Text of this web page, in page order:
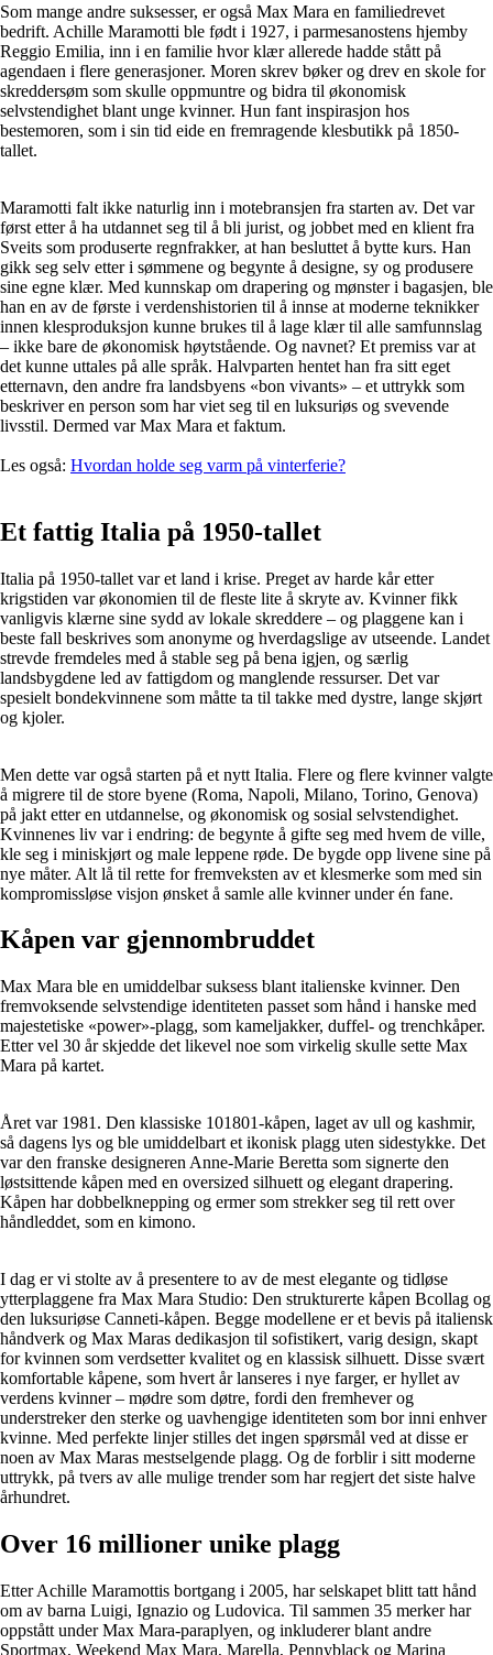
Som mange andre suksesser, er også Max Mara en familiedrevet
bedrift. Achille Maramotti ble født i 1927, i parmesanostens hjemby
Reggio Emilia, inn i en familie hvor klær allerede hadde stått på
agendaen i flere generasjoner. Moren skrev bøker og drev en skole for
skreddersøm som skulle oppmuntre og bidra til økonomisk
selvstendighet blant unge kvinner. Hun fant inspirasjon hos
bestemoren, som i sin tid eide en fremragende klesbutikk på 1850-
tallet.
Maramotti falt ikke naturlig inn i motebransjen fra starten av. Det var
først etter å ha utdannet seg til å bli jurist, og jobbet med en klient fra
Sveits som produserte regnfrakker, at han besluttet å bytte kurs. Han
gikk seg selv etter i sømmene og begynte å designe, sy og produsere
sine egne klær. Med kunnskap om drapering og mønster i bagasjen, ble
han en av de første i verdenshistorien til å innse at moderne teknikker
innen klesproduksjon kunne brukes til å lage klær til alle samfunnslag
– ikke bare de økonomisk høytstående. Og navnet? Et premiss var at
det kunne uttales på alle språk. Halvparten hentet han fra sitt eget
etternavn, den andre fra landsbyens «bon vivants» – et uttrykk som
beskriver en person som har viet seg til en luksuriøs og svevende
livsstil. Dermed var Max Mara et faktum.
Les også: Hvordan holde seg varm på vinterferie?
Et fattig Italia på 1950-tallet
Italia på 1950-tallet var et land i krise. Preget av harde kår etter
krigstiden var økonomien til de fleste lite å skryte av. Kvinner fikk
vanligvis klærne sine sydd av lokale skreddere – og plaggene kan i
beste fall beskrives som anonyme og hverdagslige av utseende. Landet
strevde fremdeles med å stable seg på bena igjen, og særlig
landsbygdene led av fattigdom og manglende ressurser. Det var
spesielt bondekvinnene som måtte ta til takke med dystre, lange skjørt
og kjoler.
Men dette var også starten på et nytt Italia. Flere og flere kvinner valgte
å migrere til de store byene (Roma, Napoli, Milano, Torino, Genova)
på jakt etter en utdannelse, og økonomisk og sosial selvstendighet.
Kvinnenes liv var i endring: de begynte å gifte seg med hvem de ville,
kle seg i miniskjørt og male leppene røde. De bygde opp livene sine på
nye måter. Alt lå til rette for fremveksten av et klesmerke som med sin
kompromissløse visjon ønsket å samle alle kvinner under én fane.
Kåpen var gjennombruddet
Max Mara ble en umiddelbar suksess blant italienske kvinner. Den
fremvoksende selvstendige identiteten passet som hånd i hanske med
majestetiske «power»-plagg, som kameljakker, duffel- og trenchkåper.
Etter vel 30 år skjedde det likevel noe som virkelig skulle sette Max
Mara på kartet.
Året var 1981. Den klassiske 101801-kåpen, laget av ull og kashmir,
så dagens lys og ble umiddelbart et ikonisk plagg uten sidestykke. Det
var den franske designeren Anne-Marie Beretta som signerte den
løstsittende kåpen med en oversized silhuett og elegant drapering.
Kåpen har dobbelknepping og ermer som strekker seg til rett over
håndleddet, som en kimono.
I dag er vi stolte av å presentere to av de mest elegante og tidløse
ytterplaggene fra Max Mara Studio: Den strukturerte kåpen Bcollag og
den luksuriøse Canneti-kåpen. Begge modellene er et bevis på italiensk
håndverk og Max Maras dedikasjon til sofistikert, varig design, skapt
for kvinnen som verdsetter kvalitet og en klassisk silhuett. Disse svært
komfortable kåpene, som hvert år lanseres i nye farger, er hyllet av
verdens kvinner – mødre som døtre, fordi den fremhever og
understreker den sterke og uavhengige identiteten som bor inni enhver
kvinne. Med perfekte linjer stilles det ingen spørsmål ved at disse er
noen av Max Maras mestselgende plagg. Og de forblir i sitt moderne
uttrykk, på tvers av alle mulige trender som har regjert det siste halve
århundret.
Over 16 millioner unike plagg
Etter Achille Maramottis bortgang i 2005, har selskapet blitt tatt hånd
om av barna Luigi, Ignazio og Ludovica. Til sammen 35 merker har
oppstått under Max Mara-paraplyen, og inkluderer blant andre
Sportmax, Weekend Max Mara, Marella, Pennyblack og Marina